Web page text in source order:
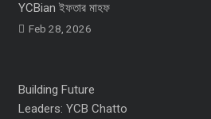
YCBian ইফতার মাহফ
Feb 28, 2026
Building Future
Leaders: YCB Chatto